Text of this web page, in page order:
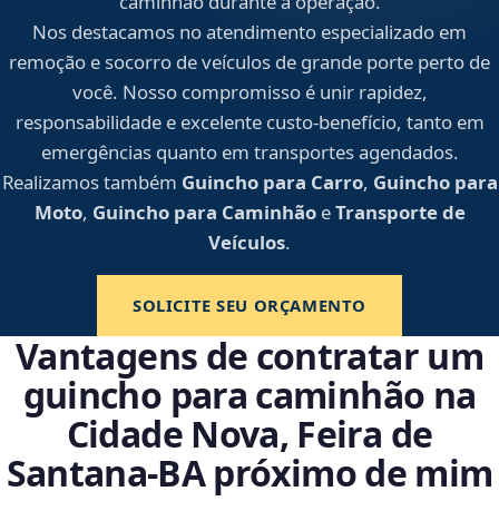
Nos destacamos no atendimento especializado em
remoção e socorro de veículos de grande porte perto de
você. Nosso compromisso é unir rapidez,
responsabilidade e excelente custo-benefício, tanto em
emergências quanto em transportes agendados.
Realizamos também Guincho para Carro, Guincho para
Moto, Guincho para CaminhãoeTransporte de
Veículos.
SOLICITE SEU ORÇAMENTO
Vantagens de contratar um
guincho para caminhão na
Cidade Nova, Feira de
Santana‑BA próximo de mim